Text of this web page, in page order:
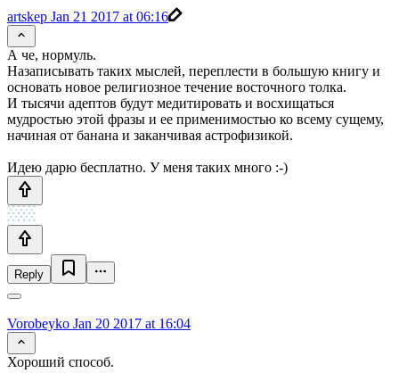
artskep Jan 21 2017 at 06:16
А че, нормуль.
Назаписывать таких мыслей, переплести в большую книгу и
основать новое религиозное течение восточного толка.
И тысячи адептов будут медитировать и восхищаться
мудростью этой фразы и ее применимостью ко всему сущему,
начиная от банана и заканчивая астрофизикой.
Идею дарю бесплатно. У меня таких много :-)
Reply
Vorobeyko Jan 20 2017 at 16:04
Хороший способ.